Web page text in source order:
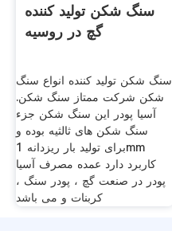
سنگ شکن تولید کننده
گچ در روسیه
سنگ شکن تولید کننده انواع سنگ
شکن شرکت ممتاز سنگ شکن.
آسیا پودر این سنگ شکن جزء
سنگ شکن های ثالثیه بوده و
برای تولید بار ریزدانه 1mm
کاربرد دارد عمده مصرف آسیا
پودر در صنعت گچ ، پودر سنگ ،
کربنات و می باشد